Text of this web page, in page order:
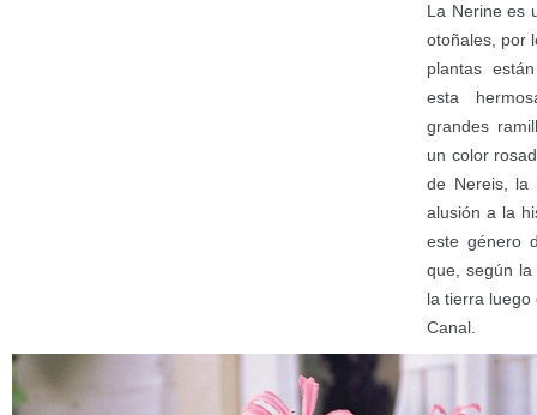
La Nerine es
otoñales, por
plantas
esta
grandes
un color
de Nereis, la
alusión a la
este género
que, según
la tierra
Canal.